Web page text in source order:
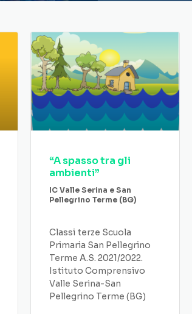
“A spasso tra gli
ambienti”
IC Valle Serina e San
Pellegrino Terme (BG)
Classi terze Scuola
Primaria San Pellegrino
Terme A.S. 2021/2022.
Istituto Comprensivo
Valle Serina-San
Pellegrino Terme (BG)